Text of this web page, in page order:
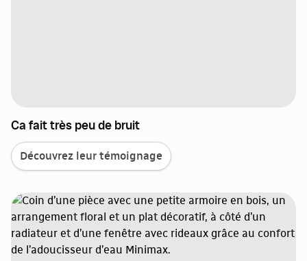
Ca fait très peu de bruit
Découvrez leur témoignage